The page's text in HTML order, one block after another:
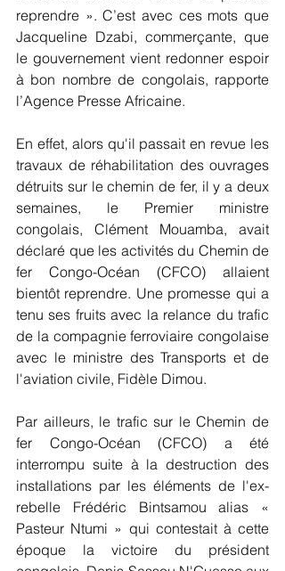
reprendre ». C’est avec ces mots que
Jacqueline Dzabi, commerçante, que
le gouvernement vient redonner espoir
à bon nombre de congolais, rapporte
l’Agence Presse Africaine.
En effet, alors qu'il passait en revue les
travaux de réhabilitation des ouvrages
détruits sur le chemin de fer, il y a deux
semaines, le Premier ministre
congolais, Clément Mouamba, avait
déclaré que les activités du Chemin de
fer Congo-Océan (CFCO) allaient
bientôt reprendre. Une promesse qui a
tenu ses fruits avec la relance du trafic
de la compagnie ferroviaire congolaise
avec le ministre des Transports et de
l'aviation civile, Fidèle Dimou.
Par ailleurs, le trafic sur le Chemin de
fer Congo-Océan (CFCO) a été
interrompu suite à la destruction des
installations par les éléments de l'ex-
rebelle Frédéric Bintsamou alias «
Pasteur Ntumi » qui contestait à cette
époque la victoire du président